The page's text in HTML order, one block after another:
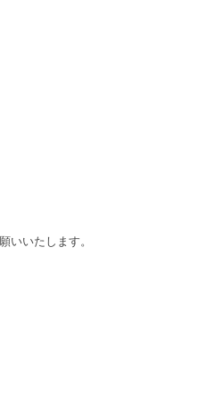
いいたします。